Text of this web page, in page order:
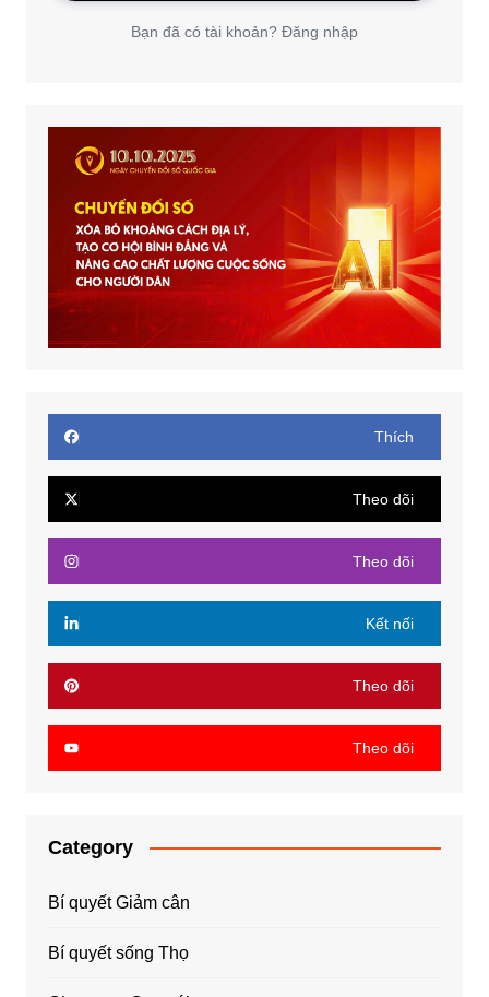
Bạn đã có tài khoản? Đăng nhập
Thích
Theo dõi
Theo dõi
Kết nối
Theo dõi
Theo dõi
Category
Bí quyết Giảm cân
Bí quyết sống Thọ